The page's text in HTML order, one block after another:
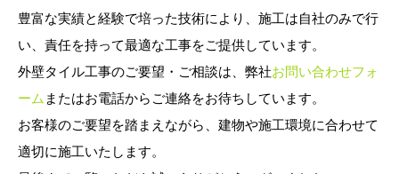
豊富な実績と経験で培った技術により、施工は自社のみで行
い、責任を持って最適な工事をご提供しています。
外壁タイル工事のご要望・ご相談は、弊社お問い合わせフォ
ーム またはお電話からご連絡をお待ちしています。
お客様のご要望を踏まえながら、建物や施工環境に合わせて
適切に施工いたします。